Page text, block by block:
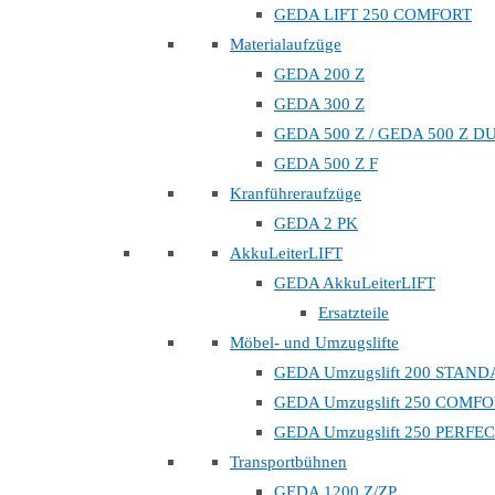
GEDA LIFT 250 COMFORT
Materialaufzüge
GEDA 200 Z
GEDA 300 Z
GEDA 500 Z / GEDA 500 Z
GEDA 500 Z F
Kranführeraufzüge
GEDA 2 PK
AkkuLeiterLIFT
GEDA AkkuLeiterLIFT
Ersatzteile
Möbel- und Umzugslifte
GEDA Umzugslift 200
GEDA Umzugslift 250
GEDA Umzugslift 250
Transportbühnen